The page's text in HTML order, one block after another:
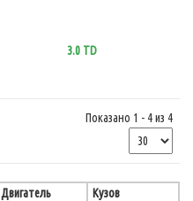
3.0 TD
Показано 1 - 4 из 4
Двигатель Кузов